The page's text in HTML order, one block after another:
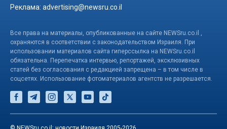
Реклама: advertising@newsru.co.il
Все права на материалы, опубликованные на сайте NEWSru.co.il ,
охраняются в соответствии с законодательством Израиля. При
использовании материалов сайта гиперссылка на NEWSru.co.il
обязательна. Перепечатка интервью, репортажей, эксклюзивных
статей без согласования с редакцией запрещена – в том числе в
соцсетях. Использование фотоматериалов агентств не разрешается.